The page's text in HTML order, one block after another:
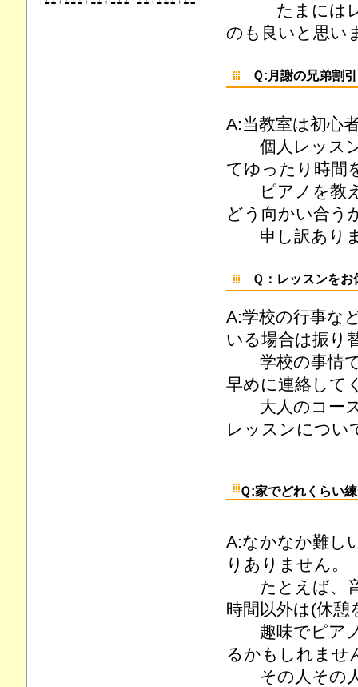
たまにはレッ
のも良いと思い
Ｑ:月謝の兄弟割
A:当教室は初心
個人レッスン
てゆったり時間
ピアノを教え
どう向かい合う
申し訳ありま
Ｑ：レッスンを
A:学校の行事な
いる場合は振り
学校の事情で
早めに連絡して
大人のコース
レッスンについ
Ｑ:家でどれくらい
A:なかなか難し
りありません。
たとえば、音
時間以外は(休
趣味でピアノ
るかもしれませ
その人その人